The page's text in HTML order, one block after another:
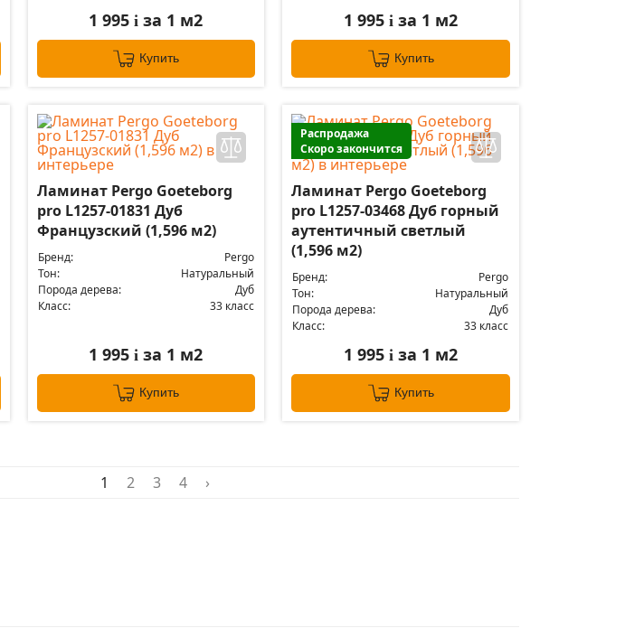
1 995i за 1 м2
Купить
1 995i за 1 м2
Купить
Ламинат Pergo Goeteborg
pro L1257-01831 Дуб
Французский (1,596 м2)
Бренд:
Pergo
Тон:
Натуральный
Порода дерева:
Дуб
Класс:
33 класс
1 995i за 1 м2
Купить
Распродажа
Скоро закончится
Ламинат Pergo Goeteborg
pro L1257-03468 Дуб горный
аутентичный светлый
(1,596 м2)
Бренд:
Pergo
Тон:
Натуральный
Порода дерева:
Дуб
Класс:
33 класс
1 995i за 1 м2
Купить
1 2 3 4 ›